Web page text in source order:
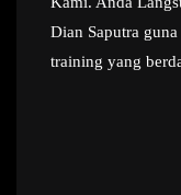
Dian Saputra
training yang